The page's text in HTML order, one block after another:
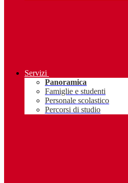
Servizi
Panoramica
Famiglie e studenti
Personale scolastico
Percorsi di studio